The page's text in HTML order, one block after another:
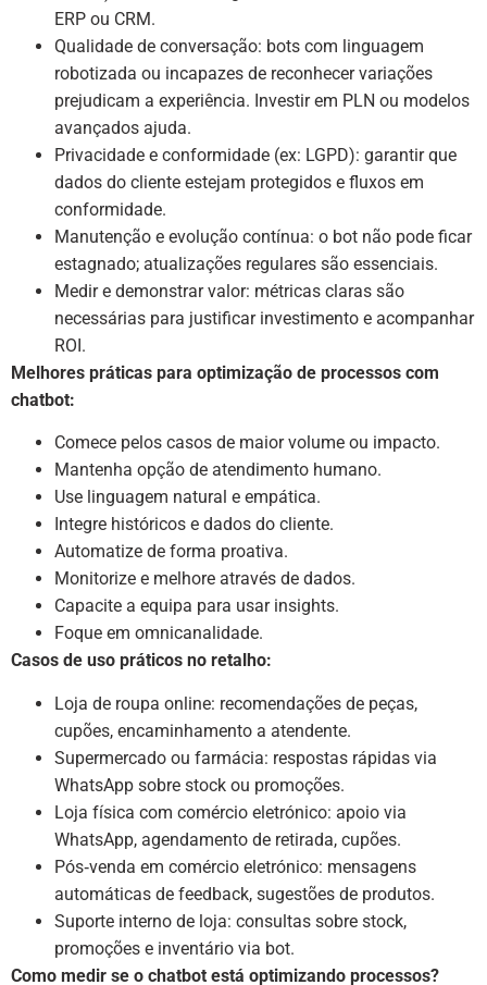
ERP ou CRM.
Qualidade de conversação: bots com linguagem
robotizada ou incapazes de reconhecer variações
prejudicam a experiência. Investir em PLN ou modelos
avançados ajuda.
Privacidade e conformidade (ex: LGPD): garantir que
dados do cliente estejam protegidos e fluxos em
conformidade.
Manutenção e evolução contínua: o bot não pode ficar
estagnado; atualizações regulares são essenciais.
Medir e demonstrar valor: métricas claras são
necessárias para justificar investimento e acompanhar
ROI.
Melhores práticas para optimização de processos com
chatbot:
Comece pelos casos de maior volume ou impacto.
Mantenha opção de atendimento humano.
Use linguagem natural e empática.
Integre históricos e dados do cliente.
Automatize de forma proativa.
Monitorize e melhore através de dados.
Capacite a equipa para usar insights.
Foque em omnicanalidade.
Casos de uso práticos no retalho:
Loja de roupa online: recomendações de peças,
cupões, encaminhamento a atendente.
Supermercado ou farmácia: respostas rápidas via
WhatsApp sobre stock ou promoções.
Loja física com comércio eletrónico: apoio via
WhatsApp, agendamento de retirada, cupões.
Pós‑venda em comércio eletrónico: mensagens
automáticas de feedback, sugestões de produtos.
Suporte interno de loja: consultas sobre stock,
promoções e inventário via bot.
Como medir se o chatbot está optimizando processos?